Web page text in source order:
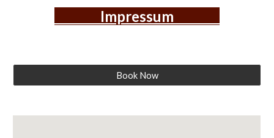
Impressum
Book Now